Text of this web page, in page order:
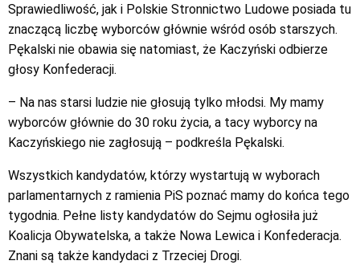
Sprawiedliwość, jak i Polskie Stronnictwo Ludowe posiada tu
znaczącą liczbę wyborców głównie wśród osób starszych.
Pękalski nie obawia się natomiast, że Kaczyński odbierze
głosy Konfederacji.
– Na nas starsi ludzie nie głosują tylko młodsi. My mamy
wyborców głównie do 30 roku życia, a tacy wyborcy na
Kaczyńskiego nie zagłosują – podkreśla Pękalski.
Wszystkich kandydatów, którzy wystartują w wyborach
parlamentarnych z ramienia PiS poznać mamy do końca tego
tygodnia. Pełne listy kandydatów do Sejmu ogłosiła już
Koalicja Obywatelska, a także Nowa Lewica i Konfederacja.
Znani są także kandydaci z Trzeciej Drogi.